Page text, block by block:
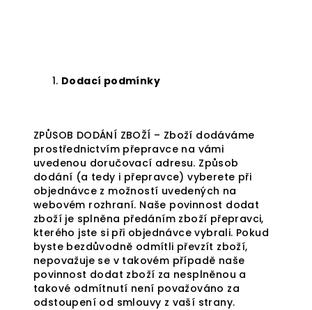
Dodací podmínky
ZPŮSOB DODÁNÍ ZBOŽÍ – Zboží dodáváme
prostřednictvím přepravce na vámi
uvedenou doručovací adresu. Způsob
dodání (a tedy i přepravce) vyberete při
objednávce z možností uvedených na
webovém rozhraní. Naše povinnost dodat
zboží je splněna předáním zboží přepravci,
kterého jste si při objednávce vybrali. Pokud
byste bezdůvodně odmítli převzít zboží,
nepovažuje se v takovém případě naše
povinnost dodat zboží za nesplněnou a
takové odmítnutí není považováno za
odstoupení od smlouvy z vaší strany.